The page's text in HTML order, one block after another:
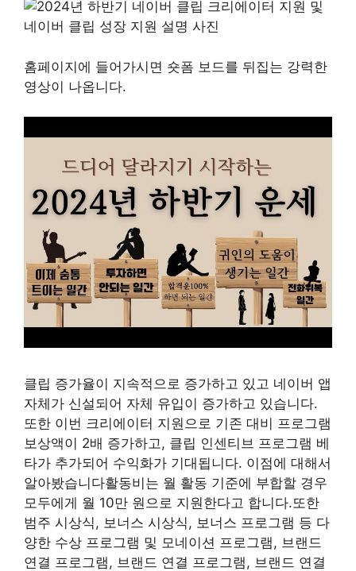
홈페이지에 들어가시면 숏폼 보드를 뒤집는 강력한
영상이 나옵니다.
클립 증가율이 지속적으로 증가하고 있고 네이버 앱
자체가 신설되어 자체 유입이 증가하고 있습니다.
또한 이번 크리에이터 지원으로 기존 대비 프로그램
보상액이 2배 증가하고, 클립 인센티브 프로그램 베
타가 추가되어 수익화가 기대됩니다. 이점에 대해서
알아봤습니다활동비는 월 활동 기준에 부합할 경우
모두에게 월 10만 원으로 지원한다고 합니다.또한
범주 시상식, 보너스 시상식, 보너스 프로그램 등 다
양한 수상 프로그램 및 모네이션 프로그램, 브랜드
연결 프로그램, 브랜드 연결 프로그램, 브랜드 연결